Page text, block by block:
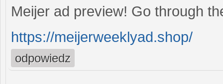
Meijer ad preview! Go through
https://meijerweeklyad.shop/
odpowiedz